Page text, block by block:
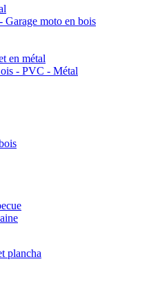
Garage moto en bois
en métal
- PVC - Métal
plancha